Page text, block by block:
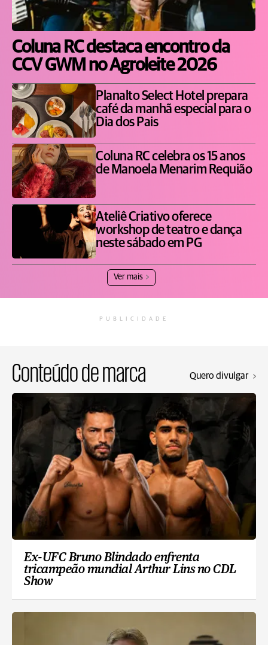
Coluna RC destaca encontro da
CCV GWM no Agroleite 2026
Planalto Select Hotel prepara
café da manhã especial para o
Dia dos Pais
Coluna RC celebra os 15 anos
de Manoela Menarim Requião
Ateliê Criativo oferece
workshop de teatro e dança
neste sábado em PG
Ver mais
PUBLICIDADE
Conteúdo de marca Quero divulgar
Ex-UFC Bruno Blindado enfrenta
tricampeão mundial Arthur Lins no CDL
Show